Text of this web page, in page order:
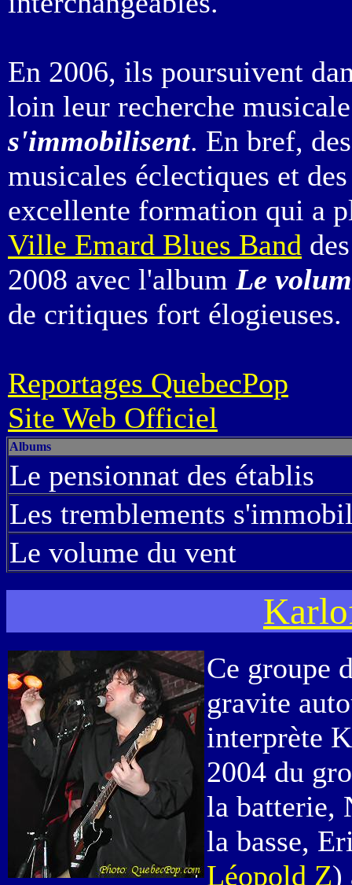
En 2006, ils poursuivent
loin leur recherche
s'immobilisent. En bref,
musicales éclectiques et
excellente formation qui a
Ville Emard Blues Band
2008 avec l'album Le
de critiques fort élogieuses.
Reportages QuebecPop
Site Web Officiel
Albums
Le pensionnat des établis
Les tremblements
Le volume du vent
Ce groupe
gravite
interprète
2004 du
la batterie,
la basse,
Léopold Z)